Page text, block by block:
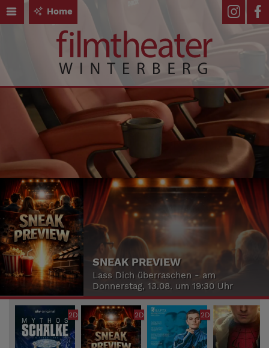
Home
SNEAK PREVIEW
Lass Dich überraschen - am
Donnerstag, 13.08. um 19:30 Uhr
2D 2D 2D